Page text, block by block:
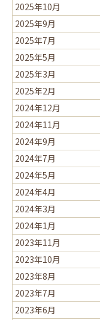
2025年10月
2025年9月
2025年7月
2025年5月
2025年3月
2025年2月
2024年12月
2024年11月
2024年9月
2024年7月
2024年5月
2024年4月
2024年3月
2024年1月
2023年11月
2023年10月
2023年8月
2023年7月
2023年6月